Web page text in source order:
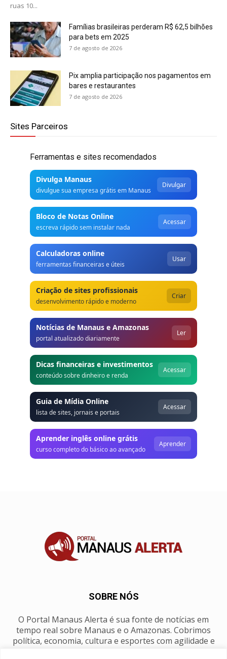
ruas 10...
Famílias brasileiras perderam R$ 62,5 bilhões
para bets em 2025
7 de agosto de 2026
Pix amplia participação nos pagamentos em
bares e restaurantes
7 de agosto de 2026
Sites Parceiros
Ferramentas e sites recomendados
Divulga Manaus
divulgue sua empresa grátis em Manaus
Divulgar
Bloco de Notas Online
escreva rápido sem instalar nada
Acessar
Calculadoras online
ferramentas financeiras e úteis
Usar
Criação de sites profissionais
desenvolvimento rápido e moderno
Criar
Notícias de Manaus e Amazonas
portal atualizado diariamente
Ler
Dicas financeiras e investimentos
conteúdo sobre dinheiro e renda
Acessar
Guia de Mídia Online
lista de sites, jornais e portais
Acessar
Aprender inglês online grátis
curso completo do básico ao avançado
Aprender
SOBRE NÓS
O Portal Manaus Alerta é sua fonte de notícias em
tempo real sobre Manaus e o Amazonas. Cobrimos
política, economia, cultura e esportes com agilidade e